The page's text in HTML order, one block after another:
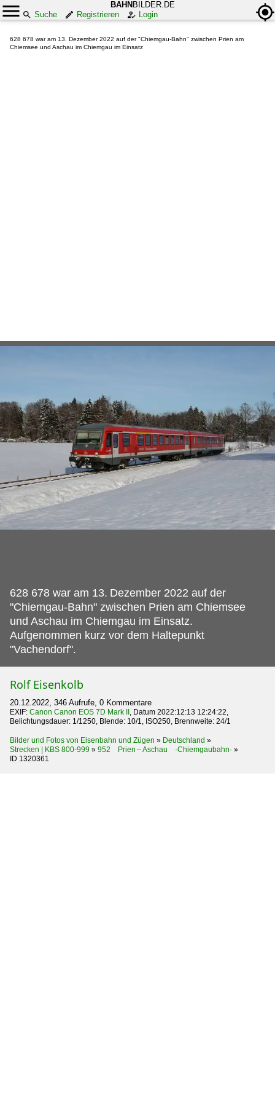
BAHN BILDER.DE
Suche
Registrieren Login
628 678 war am 13. Dezember 2022 auf der "Chiemgau-Bahn" zwischen Prien am
Chiemsee und Aschau im Chiemgau im Einsatz
628 678 war am 13. Dezember 2022 auf der
"Chiemgau-Bahn" zwischen Prien am Chiemsee
und Aschau im Chiemgau im Einsatz.
Aufgenommen kurz vor dem Haltepunkt
"Vachendorf".
Rolf Eisenkolb
20.12.2022, 346 Aufrufe, 0 Kommentare
EXIF: Canon Canon EOS 7D Mark II, Datum 2022:12:13 12:24:22,
Belichtungsdauer: 1/1250, Blende: 10/1, ISO250, Brennweite: 24/1
Bilder und Fotos von Eisenbahn und Zügen » Deutschland »
Strecken | KBS 800-999 » 952 Prien – Aschau ·Chiemgaubahn· »
ID 1320361